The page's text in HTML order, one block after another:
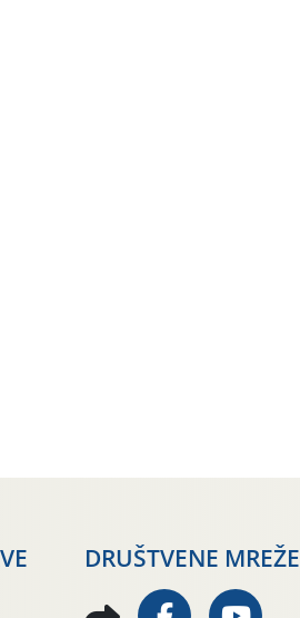
DRUŠTVENE MREŽE